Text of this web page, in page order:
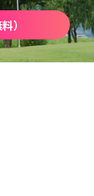
）